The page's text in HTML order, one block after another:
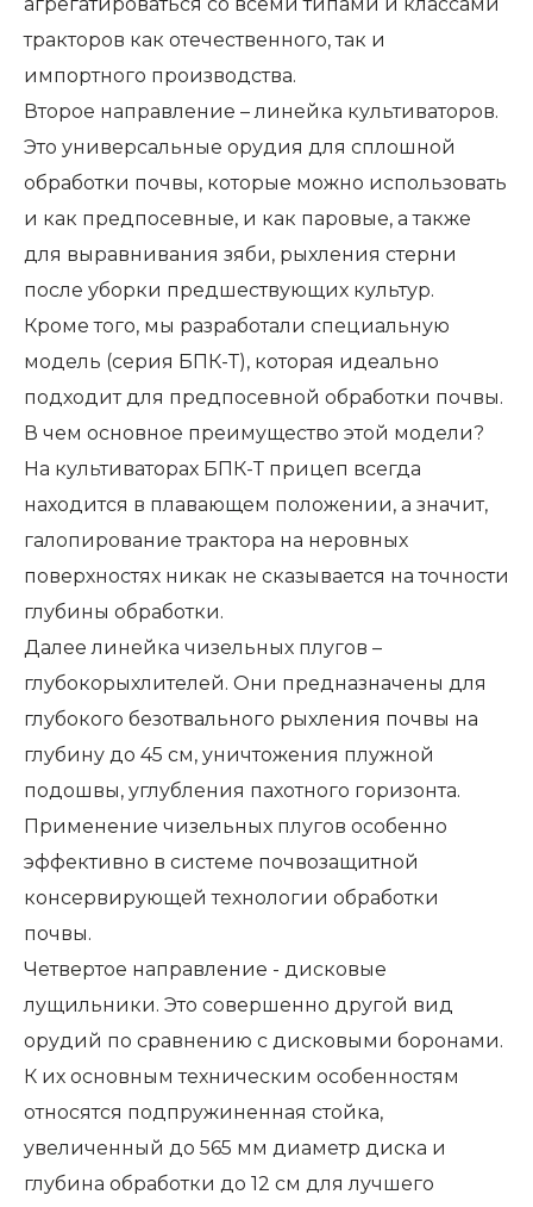
тракторов как отечественного, так и
импортного производства.
Второе направление – линейка культиваторов.
Это универсальные орудия для сплошной
обработки почвы, которые можно использовать
и как предпосевные, и как паровые, а также
для выравнивания зяби, рыхления стерни
после уборки предшествующих культур.
Кроме того, мы разработали специальную
модель (серия БПК-Т), которая идеально
подходит для предпосевной обработки почвы.
В чем основное преимущество этой модели?
На культиваторах БПК-Т прицеп всегда
находится в плавающем положении, а значит,
галопирование трактора на неровных
поверхностях никак не сказывается на точности
глубины обработки.
Далее линейка чизельных плугов –
глубокорыхлителей. Они предназначены для
глубокого безотвального рыхления почвы на
глубину до 45 см, уничтожения плужной
подошвы, углубления пахотного горизонта.
Применение чизельных плугов особенно
эффективно в системе почвозащитной
консервирующей технологии обработки
почвы.
Четвертое направление - дисковые
лущильники. Это совершенно другой вид
орудий по сравнению с дисковыми боронами.
К их основным техническим особенностям
относятся подпружиненная стойка,
увеличенный до 565 мм диаметр диска и
глубина обработки до 12 см для лучшего